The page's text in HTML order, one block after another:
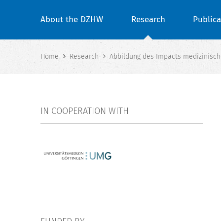
About the DZHW Research
Home Research Abbildung des Impacts
IN COOPERATION WITH